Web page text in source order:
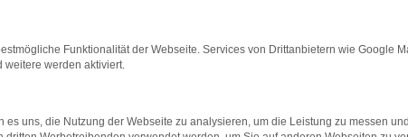
bestimmter Seiten verhindern. Funktioniert die Seite in
beheben.
auf dem neuesten Stand sind.
kann auch dazu führen, dass bestimmte Funktionen
Funktionalität der Webseite. Services von Drittanbietern wie Google
weitere werden aktiviert.
es uns, die Nutzung der Webseite zu analysieren, um die Leistung zu messen